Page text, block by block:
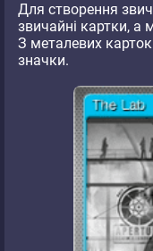
Для створення
звичайні картки, а
З металевих
значки.